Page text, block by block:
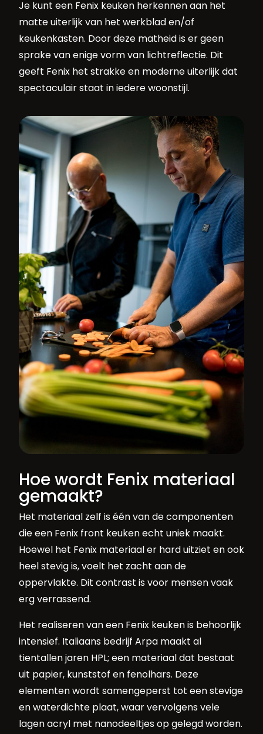
Je kunt een Fenix keuken herkennen aan het
matte uiterlijk van het werkblad en/of
keukenkasten. Door deze matheid is er geen
sprake van enige vorm van lichtreflectie. Dit
geeft Fenix het strakke en moderne uiterlijk dat
spectaculair staat in iedere woonstijl.
Hoe wordt Fenix materiaal
gemaakt?
Het materiaal zelf is één van de componenten
die een Fenix front keuken echt uniek maakt.
Hoewel het Fenix materiaal er hard uitziet en ook
heel stevig is, voelt het zacht aan de
oppervlakte. Dit contrast is voor mensen vaak
erg verrassend.
Het realiseren van een Fenix keuken is behoorlijk
intensief. Italiaans bedrijf Arpa maakt al
tientallen jaren HPL; een materiaal dat bestaat
uit papier, kunststof en fenolhars. Deze
elementen wordt samengeperst tot een stevige
en waterdichte plaat, waar vervolgens vele
lagen acryl met nanodeeltjes op gelegd worden.